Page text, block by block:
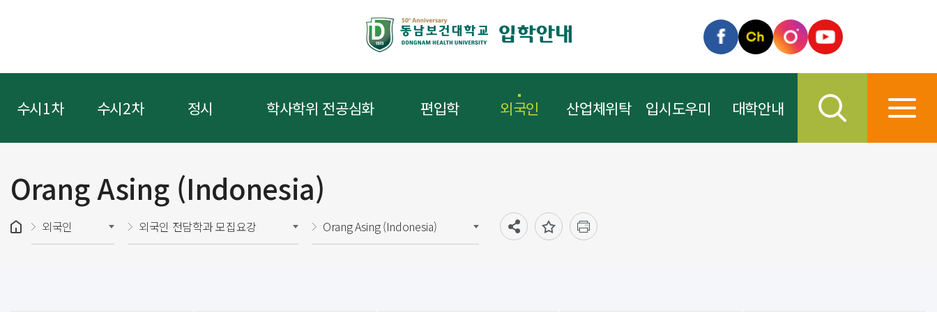
수시1차 수시2차 정시 학사학위 전공심화 편입학 외국인 산업체위탁 입시도우미 대학안내
Orang Asing (Indonesia)
외국인 외국인 전담학과 모집요강 Orang Asing (Indonesia)